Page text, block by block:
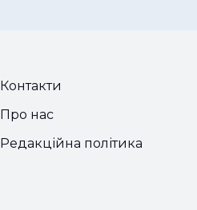
Контакти
Про нас
Редакційна політика